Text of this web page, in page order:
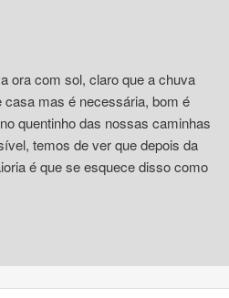
ora com sol, claro que a chuva
mas é necessária, bom é
quentinho das nossas caminhas
temos de ver que depois da
é que se esquece disso como